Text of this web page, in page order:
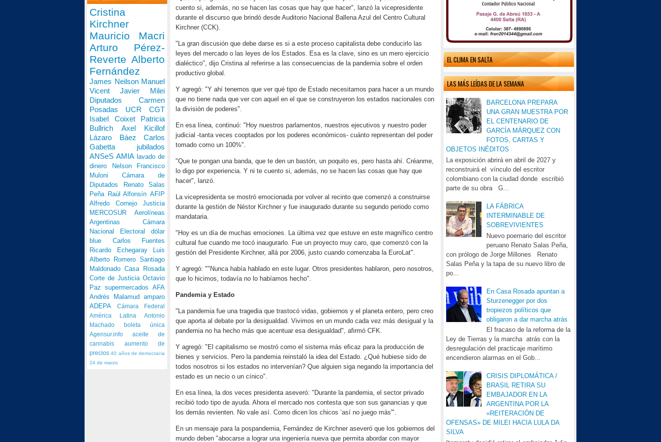
EL CLIMA EN SALTA
LAS MÁS LEÍDAS DE LA SEMANA
BARCELONA PREPARA
UNA GRAN MUESTRA POR
EL CENTENARIO DE
GARCÍA MÁRQUEZ CON
FOTOS, CARTAS Y
OBJETOS INÉDITOS
La exposición abrirá en abril de 2027 y
reconstruirá el vínculo del escritor
colombiano con la ciudad donde escribió
parte de su obra G...
LA FÁBRICA
INTERMINABLE DE
SOBREVIVIENTES
Nuevo poemario del escritor
peruano Renato Salas Peña,
con prólogo de Jorge Millones Renato
Salas Peña y la tapa de su nuevo libro de
po...
En Casa Rosada apuntan a
Sturzenegger por dos
tropiezos políticos que
obligaron a dar marcha atrás
El fracaso de la reforma de la
Ley de Tierras y la marcha atrás con la
desregulación del practicaje marítimo
encendieron alarmas en el Gob...
CRISIS DIPLOMÁTICA /
BRASIL RETIRA SU
EMBAJADOR EN LA
ARGENTINA POR LA
«REITERACIÓN DE
OFENSAS» DE MILEI HACIA LULA DA
SILVA
cuento si, además, no se hacen las cosas que hay que hacer", lanzó la vicepresidente
durante el discurso que brindó desde Auditorio Nacional Ballena Azul del Centro Cultural
Kirchner (CCK).
"La gran discusión que debe darse es si a este proceso capitalista debe conducirlo las
leyes del mercado o las leyes de los Estados. Esa es la clave, sino es un mero ejercicio
dialéctico", dijo Cristina al referirse a las consecuencias de la pandemia sobre el orden
productivo global.
Y agregó: "Y ahí tenemos que ver qué tipo de Estado necesitamos para hacer a un mundo
que no tiene nada que ver con aquel en el que se construyeron los estados nacionales con
la división de poderes".
En esa línea, continuó: "Hoy nuestros parlamentos, nuestros ejecutivos y nuestro poder
judicial -tanta veces cooptados por los poderes económicos- cuánto representan del poder
tomado como un 100%".
"Que te pongan una banda, que te den un bastón, un poquito es, pero hasta ahí. Créanme,
lo digo por experiencia. Y ni te cuento si, además, no se hacen las cosas que hay que
hacer", lanzó.
La vicepresidenta se mostró emocionada por volver al recinto que comenzó a construirse
durante la gestión de Néstor Kirchner y fue inaugurado durante su segundo periodo como
mandataria.
"Hoy es un día de muchas emociones. La última vez que estuve en este magnífico centro
cultural fue cuando me tocó inaugurarlo. Fue un proyecto muy caro, que comenzó con la
gestión del Presidente Kirchner, allá por 2006, justo cuando comenzaba la EuroLat".
Y agregó: ""Nunca había hablado en este lugar. Otros presidentes hablaron, pero nosotros,
que lo hicimos, todavía no lo habíamos hecho".
Pandemia y Estado
"La pandemia fue una tragedia que trastocó vidas, gobiernos y el planeta entero, pero creo
que aporta al debate por la desigualdad. Vivimos en un mundo cada vez más desigual y la
pandemia no ha hecho más que acentuar esa desigualdad", afirmó CFK.
Y agregó: "El capitalismo se mostró como el sistema más eficaz para la producción de
bienes y servicios. Pero la pandemia reinstaló la idea del Estado. ¿Qué hubiese sido de
todos nosotros si los estados no intervenían? Que alguien siga negando la importancia del
estado es un necio o un cínico".
En esa línea, la dos veces presidenta aseveró: "Durante la pandemia, el sector privado
recibió todo tipo de ayuda. Ahora el mercado nos contesta que son sus ganancias y que
los demás revienten. No vale así. Como dicen los chicos ‘así no juego más'".
En un mensaje para la pospandemia, Fernández de Kirchner aseveró que los gobiernos del
mundo deben "abocarse a lograr una ingeniería nueva que permita abordar con mayor
Cristina
Kirchner
Mauricio Macri
Arturo Pérez-
Reverte Alberto
Fernández
James Neilson Manuel
Vicent Javier Milei
Diputados Carmen
Posadas UCR CGT
Isabel Coixet Patricia
Bullrich Axel Kicillof
Lázaro Báez Carlos
Gabetta jubilados
ANSeSAMIA lavado de
dinero
Nelson Francisco
Muloni Cámara de
Diputados
Renato Salas
Peña Raúl AlfonsínAFIP
Alfredo Cornejo Justicia
MERCOSUR Aerolíneas
Argentinas Cámara
Nacional Electoral dólar
blue Carlos Fuentes
Ricardo Echegaray
Luis
Alberto Romero Santiago
Maldonado Casa Rosada
Corte de Justicia Octavio
Paz supermercados AFA
Andrés Malamud amparo
ADEPA
Cámara Federal
América Latina Antonio
Machado boleta única
Agensur.info aceite de
cannabis aumento de
precios40 años de democracia
24 de marzo